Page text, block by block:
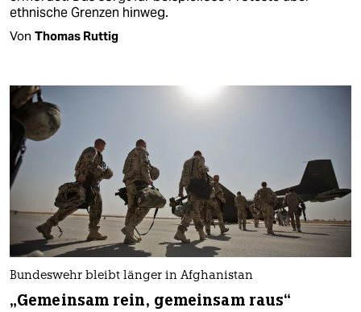
ethnische Grenzen hinweg.
Von Thomas Ruttig
Bundeswehr bleibt länger in Afghanistan
„Gemeinsam rein, gemeinsam raus“